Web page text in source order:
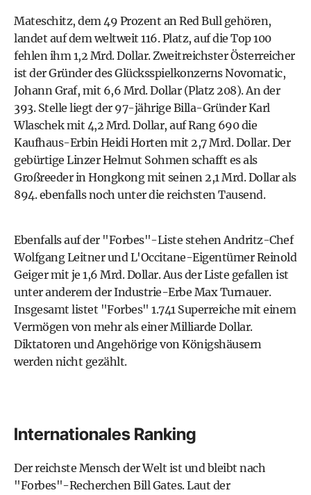
Mateschitz, dem 49 Prozent an Red Bull gehören,
landet auf dem weltweit 116. Platz, auf die Top 100
fehlen ihm 1,2 Mrd. Dollar. Zweitreichster Österreicher
ist der Gründer des Glücksspielkonzerns Novomatic,
Johann Graf, mit 6,6 Mrd. Dollar (Platz 208). An der
393. Stelle liegt der 97-jährige Billa-Gründer Karl
Wlaschek mit 4,2 Mrd. Dollar, auf Rang 690 die
Kaufhaus-Erbin Heidi Horten mit 2,7 Mrd. Dollar. Der
gebürtige Linzer Helmut Sohmen schafft es als
Großreeder in Hongkong mit seinen 2,1 Mrd. Dollar als
894. ebenfalls noch unter die reichsten Tausend.
Ebenfalls auf der "Forbes"-Liste stehen Andritz-Chef
Wolfgang Leitner und L'Occitane-Eigentümer Reinold
Geiger mit je 1,6 Mrd. Dollar. Aus der Liste gefallen ist
unter anderem der Industrie-Erbe Max Turnauer.
Insgesamt listet "Forbes" 1.741 Superreiche mit einem
Vermögen von mehr als einer Milliarde Dollar.
Diktatoren und Angehörige von Königshäusern
werden nicht gezählt.
Internationales Ranking
Der reichste Mensch der Welt ist und bleibt nach
"Forbes"-Recherchen Bill Gates. Laut der